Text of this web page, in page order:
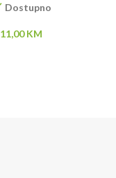
Dostupno
11,00KM